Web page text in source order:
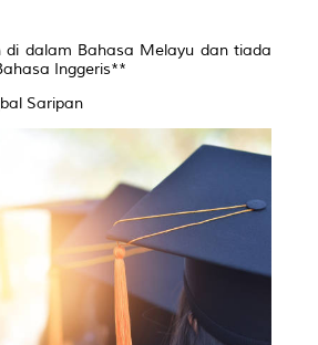
di dalam Bahasa Melayu dan tiada
Inggeris**
Saripan